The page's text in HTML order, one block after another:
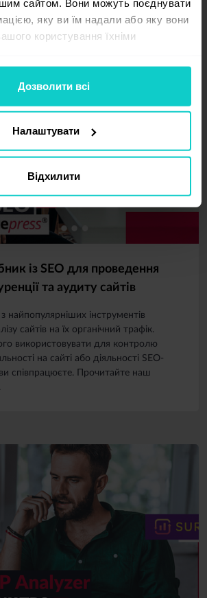
сайтом. Вони можуть поєднувати
яку ви їм надали або яку вони
користування їхніми
Дозволити всі
Налаштувати
Відхилити
із SEO для проведення
та аудиту сайтів
найпопулярніших інструментів
сайтів на їх органічний трафік.
використовувати для контролю
на сайті або діяльності SEO-
співпрацюєте. Прочитайте наш